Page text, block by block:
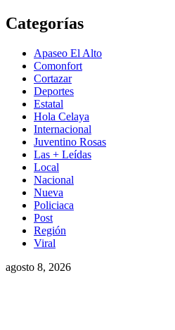
Saltar
al
Categorías
Apaseo El Alto
Comonfort
Cortazar
Deportes
Estatal
Hola Celaya
Internacional
Juventino Rosas
Las + Leídas
Local
Nacional
Nueva
Policiaca
Post
Región
Viral
agosto 8, 2026